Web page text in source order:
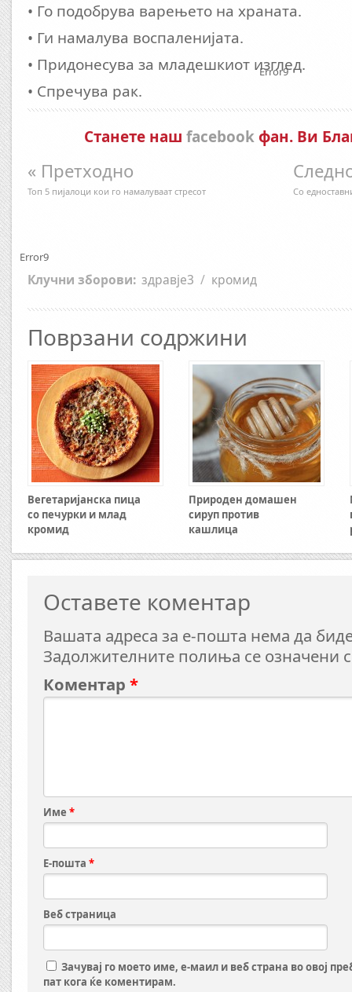
• Го подобрува варењето на храната.
• Ги намалува воспаленијата.
• Придонесува за младешкиот изглед.
• Спречува рак.
Станете наш facebookфан. Ви
« Претходно
Топ 5 пијалоци кои го намалуваат стресот Со
Error9
Error9
Клучни зборови: здравје3 / кромид
Поврзани содржини
Вегетаријанска пица
со печурки и млад
кромид
Природен домашен
сируп против
кашлица
Оставете коментар
Вашата адреса за е-пошта нема да
Задолжителните полиња се означени
Коментар *
Име *
Е-пошта *
Веб страница
Зачувај го моето име, е-маил и веб страна во овој
пат кога ќе коментирам.